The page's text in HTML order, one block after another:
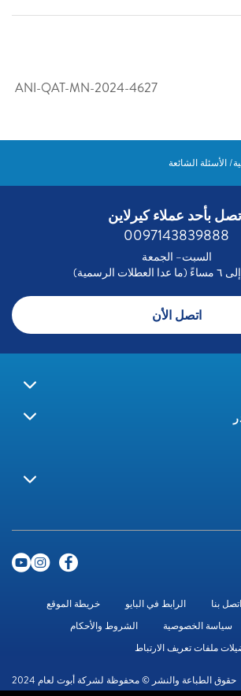
ANI-QAT-MN-2024-4627
الأسئلة الشائعة
بأحد عملاء كيرلاين
0097143839888
السبت– الجمعة
اتصل الأن
اتصل بنا الرابط في البايو
خريطة الموقع
سياسة الخصوصية
الشروط والأحكام
ملفات تعريف الارتباط
حقوق الطباعة والنشر © محفوظة لشركة أبوت لعام 2024